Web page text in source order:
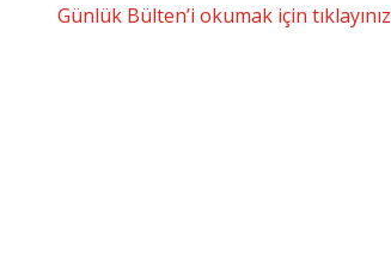
Günlük Bülten’i okumak için tıklayınız